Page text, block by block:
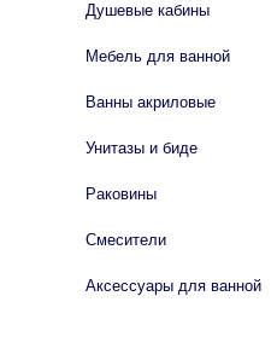
Душевые кабины
Мебель для ванной
Ванны акриловые
Унитазы и биде
Раковины
Смесители
Аксессуары для ванной